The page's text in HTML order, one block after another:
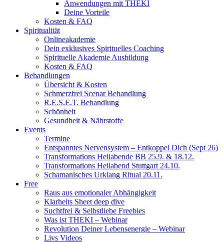
Anwendungen mit THEKI
Deine Vorteile
Kosten & FAQ
Spiritualität
Onlineakademie
Dein exklusives Spirituelles Coaching
Spirituelle Akademie Ausbildung
Kosten & FAQ
Behandlungen
Übersicht & Kosten
Schmerzfrei Scenar Behandlung
R.E.S.E.T. Behandlung
Schönheit
Gesundheit & Nährstoffe
Events
Termine
Entspanntes Nervensystem – Entkoppel Dich (Sept 26)
Transformations Heilabende BB 25.9. & 18.12.
Transformations Heilabend Stuttgart 24.10.
Schamanisches Urklang Ritual 20.11.
Free
Raus aus emotionaler Abhängigkeit
Klarheits Sheet deep dive
Suchtfrei & Selbstliebe Freebies
Was ist THEKI – Webinar
Revolution Deiner Lebensenergie – Webinar
Livs Videos